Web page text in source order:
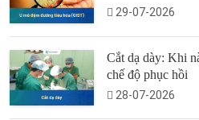
29-07-2026
Cắt dạ dày: Khi
chế độ phục hồi
28-07-2026